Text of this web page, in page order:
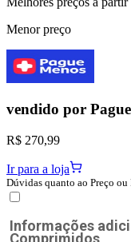
Menor preço
vendido por
R$ 270,99
Ir para a loja
Dúvidas quanto ao Preço
Informações
Comprimidos